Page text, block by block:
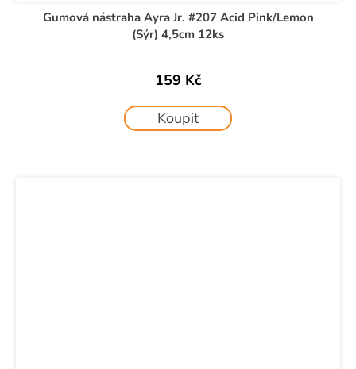
Gumová nástraha Ayra Jr. #207 Acid Pink/Lemon
(Sýr) 4,5cm 12ks
159 Kč
Koupit